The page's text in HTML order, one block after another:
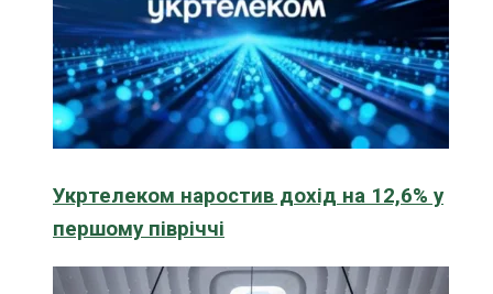
Укртелеком наростив дохід на 12,6% у
першому півріччі